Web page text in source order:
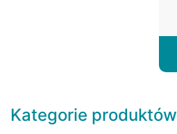
Kategorie produktów